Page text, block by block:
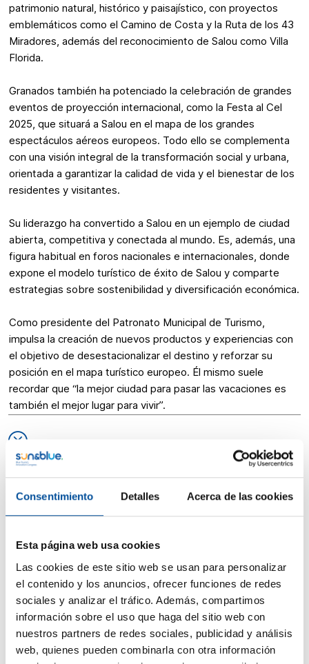
Consentimiento Detalles Acerca de las cookies
Esta página web usa cookies
Las cookies de este sitio web se usan para personalizar
el contenido y los anuncios, ofrecer funciones de redes
sociales y analizar el tráfico. Además, compartimos
información sobre el uso que haga del sitio web con
nuestros partners de redes sociales, publicidad y análisis
web, quienes pueden combinarla con otra información
patrimonio natural, histórico y paisajístico, con proyectos
emblemáticos como el Camino de Costa y la Ruta de los 43
Miradores, además del reconocimiento de Salou como Villa
Florida.
Granados también ha potenciado la celebración de grandes
eventos de proyección internacional, como la Festa al Cel
2025, que situará a Salou en el mapa de los grandes
espectáculos aéreos europeos. Todo ello se complementa
con una visión integral de la transformación social y urbana,
orientada a garantizar la calidad de vida y el bienestar de los
residentes y visitantes.
Su liderazgo ha convertido a Salou en un ejemplo de ciudad
abierta, competitiva y conectada al mundo. Es, además, una
figura habitual en foros nacionales e internacionales, donde
expone el modelo turístico de éxito de Salou y comparte
estrategias sobre sostenibilidad y diversificación económica.
Como presidente del Patronato Municipal de Turismo,
impulsa la creación de nuevos productos y experiencias con
el objetivo de desestacionalizar el destino y reforzar su
posición en el mapa turístico europeo. Él mismo suele
recordar que “la mejor ciudad para pasar las vacaciones es
también el mejor lugar para vivir”.
Sesión:
Tecnología, Datos y Redes
jueves, 20 de
noviembre
Room Orange
Empresas
BC04 · Inteligencia Local para